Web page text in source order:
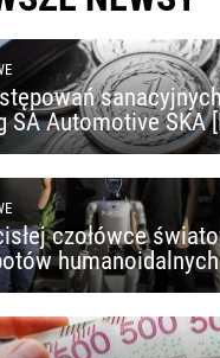
SA Automotive SKA
czołówce
humanoidalnych